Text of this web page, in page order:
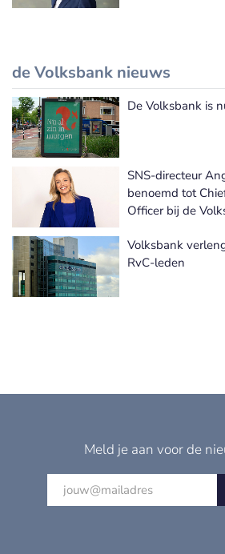
de Volksbank nieuws
De Volksbank is
SNS-directeur
benoemd tot
Officer bij de
Volksbank
RvC-leden
Meld je aan voor de